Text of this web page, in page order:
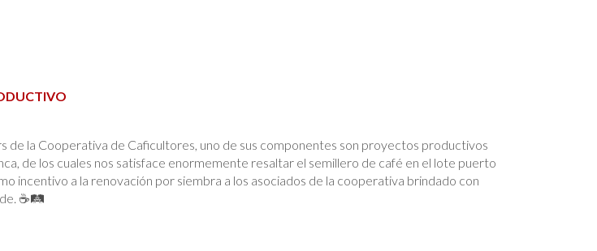
de la Cooperativa de Caficultores, uno de sus componentes son proyectos productivos
de los cuales nos satisface enormemente resaltar el semillero de café en el lote puerto
incentivo a la renovación por siembra a los asociados de la cooperativa brindado con
☕️🛤